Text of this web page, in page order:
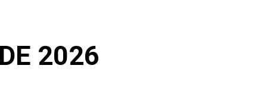
2026